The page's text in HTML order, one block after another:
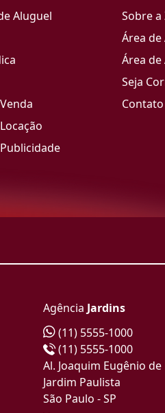
Aluguel
Sobre
Área de
Área de
Seja
Contato
Agência Jardins
(11) 5555-1000
(11) 5555-1000
Al. Joaquim Eugênio de
Jardim Paulista
São Paulo - SP